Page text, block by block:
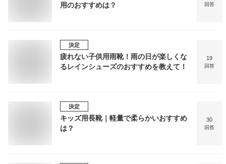
用のおすすめは？
回答
決定
疲れない子供用雨靴！雨の日が楽しくな
るレインシューズのおすすめを教えて！
19
回答
決定
キッズ用長靴｜軽量で柔らかいおすすめ
は？
30
回答